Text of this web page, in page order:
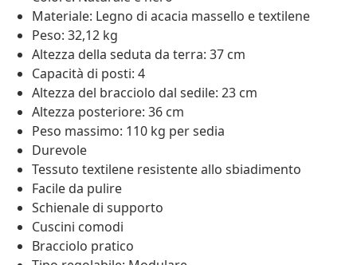
Materiale: Legno di acacia massello e textilene
Peso: 32,12 kg
Altezza della seduta da terra: 37 cm
Capacità di posti: 4
Altezza del bracciolo dal sedile: 23 cm
Altezza posteriore: 36 cm
Peso massimo: 110 kg per sedia
Durevole
Tessuto textilene resistente allo sbiadimento
Facile da pulire
Schienale di supporto
Cuscini comodi
Bracciolo pratico